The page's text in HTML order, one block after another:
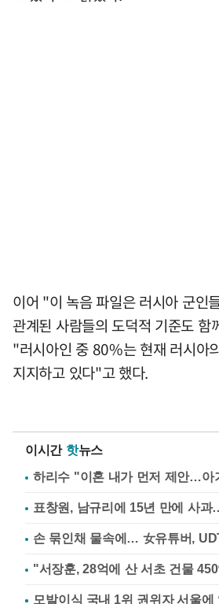
이어 "이 녹음 파일은 러시아 군인
관계된 사람들의 도덕적 기준도 함
"러시아인 중 80%는 현재 러시아
지지하고 있다"고 했다.
이시간 핫뉴스
하리수 "이혼 내가 먼저 제안…아
표창원, 남규리에 15년 만에 사
손 묶인채 물속에… 女유튜버,
"서장훈, 28억에 산 서초 건물